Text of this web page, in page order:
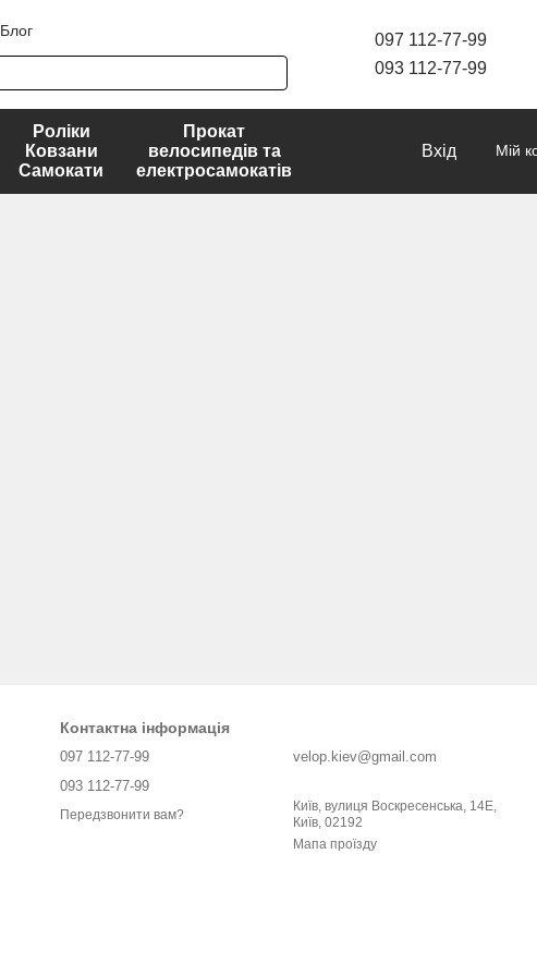
Блог
097 112-77-99
093 112-77-99
Роліки
Ковзани
Самокати
Прокат
велосипедів та
електросамокатів
Вхід Мій
Контактна інформація
097 112-77-99
093 112-77-99
Передзвонити вам?
velop.kiev@gmail.com
Київ, вулиця Воскресенська, 14Е,
Київ, 02192
Мапа проїзду